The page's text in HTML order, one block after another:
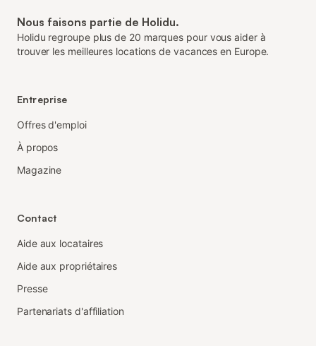
Nous faisons partie de Holidu.
Holidu regroupe plus de 20 marques pour vous aider à
trouver les meilleures locations de vacances en Europe.
Entreprise
Offres d'emploi
À propos
Magazine
Contact
Aide aux locataires
Aide aux propriétaires
Presse
Partenariats d'affiliation